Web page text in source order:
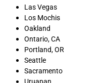
Las Vegas
Los Mochis
Oakland
Ontario, CA
Portland, OR
Seattle
Sacramento
Uruapan